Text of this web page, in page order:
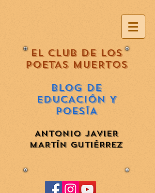
EL CLUB DE LOS
POETAS MUERTOS
BLOG DE
EDUCACIÓN Y
POESÍA
ANTONIO JAVIER
MARTÍN GUTIÉRREZ